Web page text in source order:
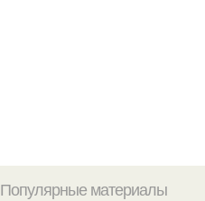
Популярные материалы